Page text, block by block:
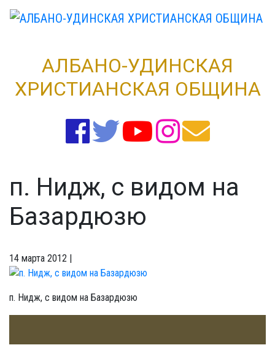
Skip
АЛБАНО-УДИНСКАЯ
ХРИСТИАНСКАЯ ОБЩИНА
п. Нидж, с видом на
Базардюзю
14 марта 2012 |
п. Нидж, с видом на Базардюзю